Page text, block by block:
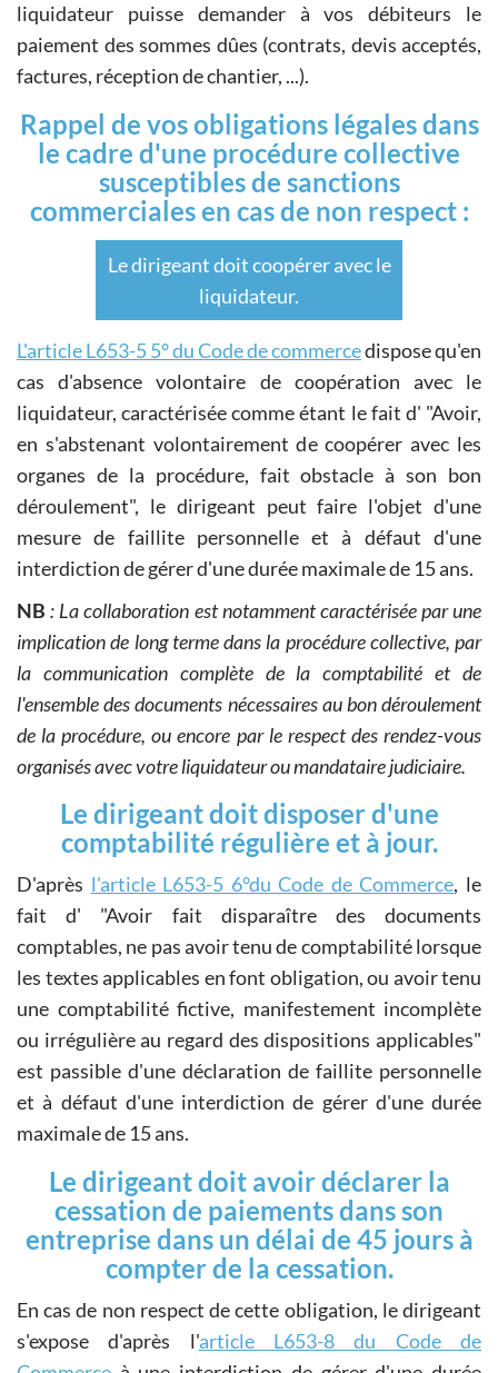
liquidateur puisse demander à vos débiteurs le
paiement des sommes dûes (contrats, devis acceptés,
factures, réception de chantier, ...).
Rappel de vos obligations légales dans
le cadre d'une procédure collective
susceptibles de sanctions
commerciales en cas de non respect :
Le dirigeant doit coopérer avec le
liquidateur.
L'article L653-5 5° du Code de commercedispose qu'en
cas d'absence volontaire de coopération avec le
liquidateur, caractérisée comme étant le fait d' "Avoir,
en s'abstenant volontairement de coopérer avec les
organes de la procédure, fait obstacle à son bon
déroulement", le dirigeant peut faire l'objet d'une
mesure de faillite personnelle et à défaut d'une
interdiction de gérer d'une durée maximale de 15 ans.
NB : La collaboration est notamment caractérisée par une
implication de long terme dans la procédure collective, par
la communication complète de la comptabilité et de
l'ensemble des documents nécessaires au bon déroulement
de la procédure, ou encore par le respect des rendez-vous
organisés avec votre liquidateur ou mandataire judiciaire.
Le dirigeant doit disposer d'une
comptabilité régulière et à jour.
D'après l'article L653-5 6°du Code de Commerce, le
fait d'
Avoir fait disparaître des documents
comptables, ne pas avoir tenu de comptabilité lorsque
les textes applicables en font obligation, ou avoir tenu
une comptabilité fictive, manifestement incomplète
ou irrégulière au regard des dispositions applicables
est passible d'une déclaration de faillite personnelle
et à défaut d'une interdiction de gérer d'une durée
maximale de 15 ans.
Le dirigeant doit avoir déclarer la
cessation de paiements dans son
entreprise dans un délai de 45 jours à
compter de la cessation.
En cas de non respect de cette obligation, le dirigeant
s'expose d'après l'article L653-8 du Code de